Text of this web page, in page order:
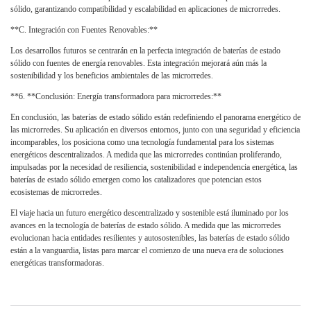
sólido, garantizando compatibilidad y escalabilidad en aplicaciones de microrredes.
**C. Integración con Fuentes Renovables:**
Los desarrollos futuros se centrarán en la perfecta integración de baterías de estado
sólido con fuentes de energía renovables. Esta integración mejorará aún más la
sostenibilidad y los beneficios ambientales de las microrredes.
**6. **Conclusión: Energía transformadora para microrredes:**
En conclusión, las baterías de estado sólido están redefiniendo el panorama energético de
las microrredes. Su aplicación en diversos entornos, junto con una seguridad y eficiencia
incomparables, los posiciona como una tecnología fundamental para los sistemas
energéticos descentralizados. A medida que las microrredes continúan proliferando,
impulsadas por la necesidad de resiliencia, sostenibilidad e independencia energética, las
baterías de estado sólido emergen como los catalizadores que potencian estos
ecosistemas de microrredes.
El viaje hacia un futuro energético descentralizado y sostenible está iluminado por los
avances en la tecnología de baterías de estado sólido. A medida que las microrredes
evolucionan hacia entidades resilientes y autosostenibles, las baterías de estado sólido
están a la vanguardia, listas para marcar el comienzo de una nueva era de soluciones
energéticas transformadoras.